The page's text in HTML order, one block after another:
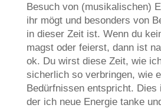
Besuch von (musikalischen)
ihr mögt und besonders von
in dieser Zeit ist. Wenn du
magst oder feierst, dann ist
ok. Du wirst diese Zeit, wie
sicherlich so verbringen, wie
Bedürfnissen entspricht. Dies
der ich neue Energie tanke